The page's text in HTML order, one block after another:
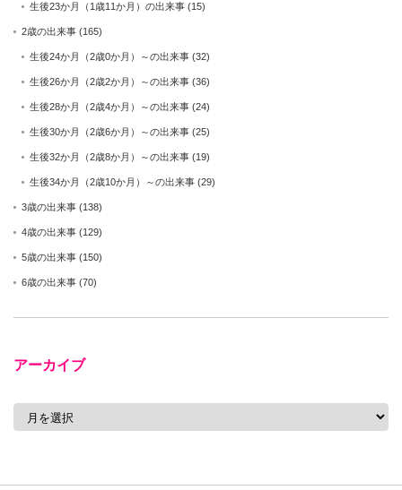
生後23か月（1歳11か月）の出来事 (15)
2歳の出来事 (165)
生後24か月（2歳0か月）～の出来事 (32)
生後26か月（2歳2か月）～の出来事 (36)
生後28か月（2歳4か月）～の出来事 (24)
生後30か月（2歳6か月）～の出来事 (25)
生後32か月（2歳8か月）～の出来事 (19)
生後34か月（2歳10か月）～の出来事 (29)
3歳の出来事 (138)
4歳の出来事 (129)
5歳の出来事 (150)
6歳の出来事 (70)
アーカイブ
ア